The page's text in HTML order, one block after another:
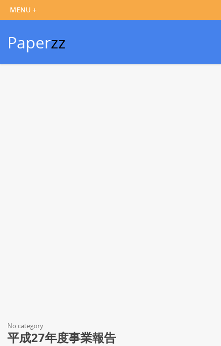
Paperzz
No category
平成27年度事業報告